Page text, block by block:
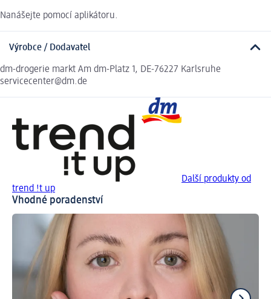
Nanášejte pomocí aplikátoru.
Výrobce / Dodavatel
dm-drogerie markt Am dm-Platz 1, DE-76227 Karlsruhe
servicecenter@dm.de
Další produkty od
trend !t up
Vhodné poradenství